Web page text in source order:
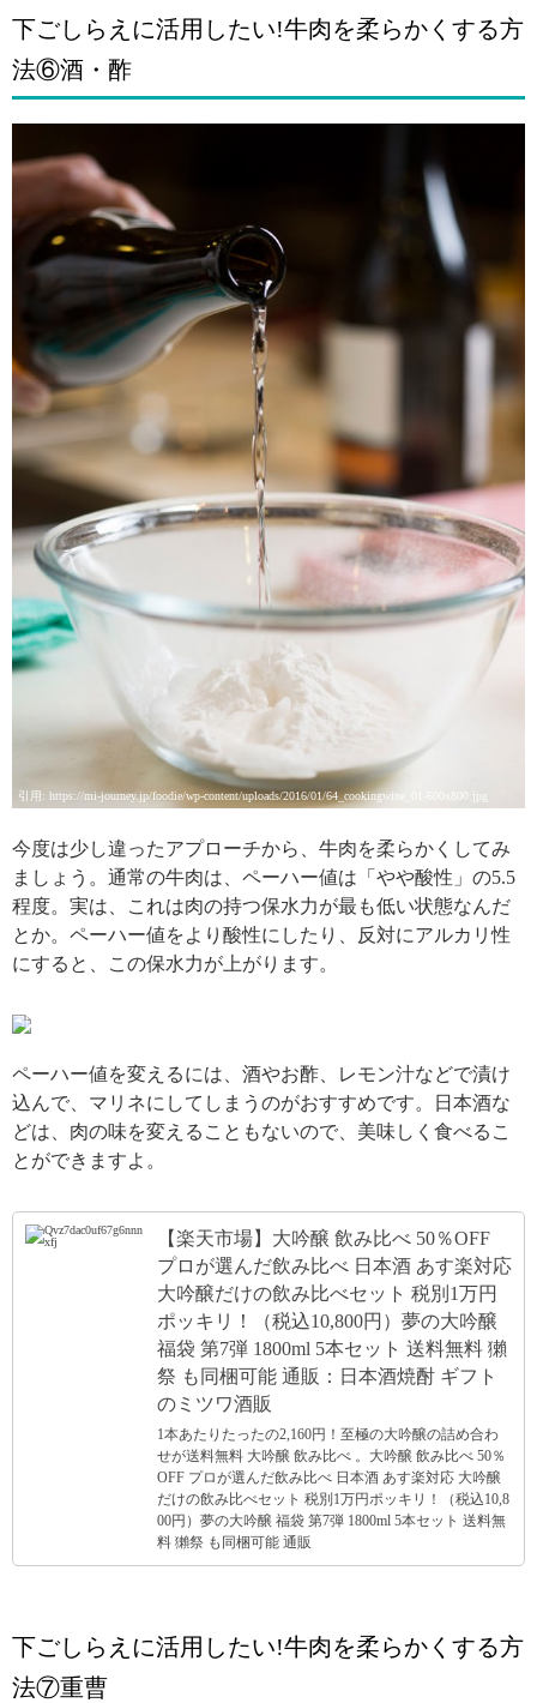
下ごしらえに活用したい!牛肉を柔らかくする方
法⑥酒・酢
引用: https://mi-journey.jp/foodie/wp-content/uploads/2016/01/64_cookingwine_01-600x800.jpg
今度は少し違ったアプローチから、牛肉を柔らかくしてみ
ましょう。通常の牛肉は、ペーハー値は「やや酸性」の5.5
程度。実は、これは肉の持つ保水力が最も低い状態なんだ
とか。ペーハー値をより酸性にしたり、反対にアルカリ性
にすると、この保水力が上がります。
引用: http://www.sapporobeer.jp/recipe/0000000983/img/index/m06.jpg
ペーハー値を変えるには、酒やお酢、レモン汁などで漬け
込んで、マリネにしてしまうのがおすすめです。日本酒な
どは、肉の味を変えることもないので、美味しく食べるこ
とができますよ。
【楽天市場】大吟醸 飲み比べ 50％OFF
プロが選んだ飲み比べ 日本酒 あす楽対応
大吟醸だけの飲み比べセット 税別1万円
ポッキリ！（税込10,800円）夢の大吟醸
福袋 第7弾 1800ml 5本セット 送料無料 獺
祭 も同梱可能 通販：日本酒焼酎 ギフト
のミツワ酒販
1本あたりたったの2,160円！至極の大吟醸の詰め合わ
せが送料無料 大吟醸 飲み比べ 。大吟醸 飲み比べ 50％
OFF プロが選んだ飲み比べ 日本酒 あす楽対応 大吟醸
だけの飲み比べセット 税別1万円ポッキリ！（税込10,8
00円）夢の大吟醸 福袋 第7弾 1800ml 5本セット 送料無
料 獺祭 も同梱可能 通販
下ごしらえに活用したい!牛肉を柔らかくする方
法⑦重曹